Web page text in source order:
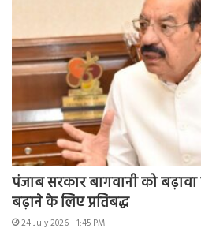
पंजाब सरकार बागवानी को
बढ़ाने के लिए प्रतिबद्ध
24 July 2026 - 1:45 PM